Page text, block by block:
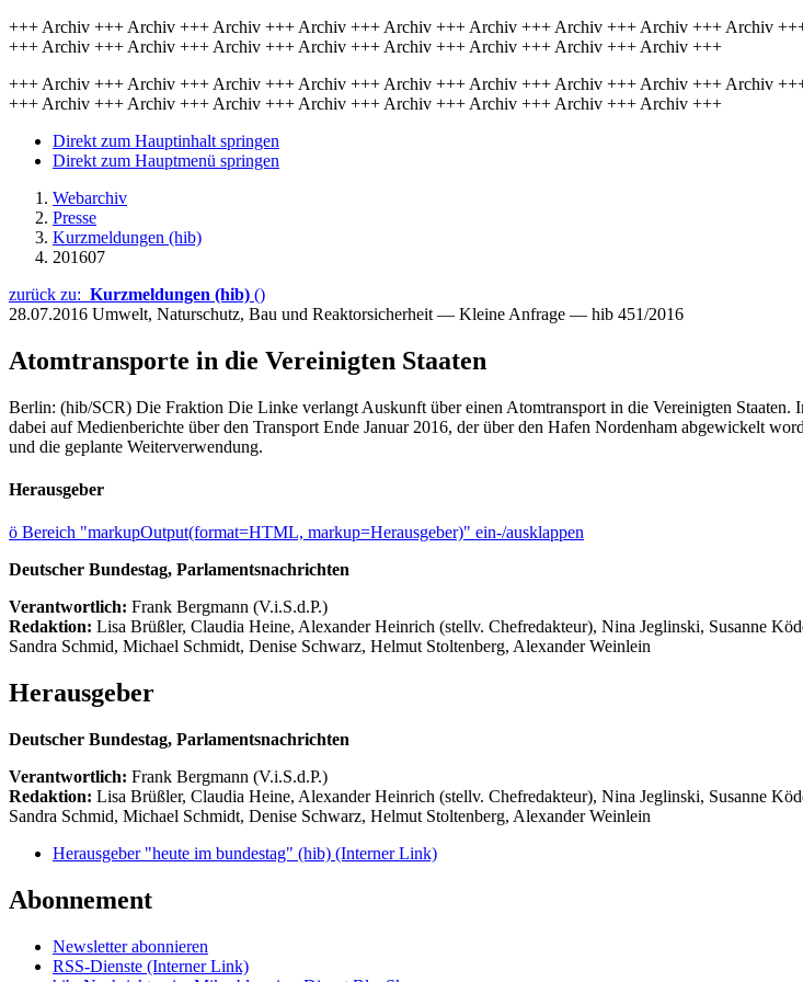
+++ Archiv +++ Archiv +++ Archiv +++ Archiv +++ Archiv +++ Archiv +++ Archiv +++ Archiv +++ Archiv
+++ Archiv +++ Archiv +++ Archiv +++ Archiv +++ Archiv +++ Archiv +++ Archiv +++ Archiv +++
+++ Archiv +++ Archiv +++ Archiv +++ Archiv +++ Archiv +++ Archiv +++ Archiv +++ Archiv +++ Archiv
+++ Archiv +++ Archiv +++ Archiv +++ Archiv +++ Archiv +++ Archiv +++ Archiv +++ Archiv +++
Direkt zum Hauptinhalt springen
Direkt zum Hauptmenü springen
Webarchiv
Presse
Kurzmeldungen (hib)
201607
zurück zu: Kurzmeldungen (hib) ()
28.07.2016 Umwelt, Naturschutz, Bau und Reaktorsicherheit — Kleine Anfrage — hib 451/2016
Atomtransporte in die Vereinigten Staaten
Berlin: (hib/SCR) Die Fraktion Die Linke verlangt Auskunft über einen Atomtransport in die Vereinigten Staaten.
dabei auf Medienberichte über den Transport Ende Januar 2016, der über den Hafen Nordenham abgewickelt
und die geplante Weiterverwendung.
Herausgeber
ö Bereich "markupOutput(format=HTML, markup=Herausgeber)" ein-/ausklappen
Deutscher Bundestag, Parlamentsnachrichten
Verantwortlich: Frank Bergmann (V.i.S.d.P.)
Redaktion: Lisa Brüßler, Claudia Heine, Alexander Heinrich (stellv. Chefredakteur), Nina Jeglinski, Susanne
Sandra Schmid, Michael Schmidt, Denise Schwarz, Helmut Stoltenberg, Alexander Weinlein
Herausgeber
Deutscher Bundestag, Parlamentsnachrichten
Verantwortlich: Frank Bergmann (V.i.S.d.P.)
Redaktion: Lisa Brüßler, Claudia Heine, Alexander Heinrich (stellv. Chefredakteur), Nina Jeglinski, Susanne
Sandra Schmid, Michael Schmidt, Denise Schwarz, Helmut Stoltenberg, Alexander Weinlein
Herausgeber "heute im bundestag" (hib) (Interner Link)
Abonnement
Newsletter abonnieren
RSS-Dienste (Interner Link)